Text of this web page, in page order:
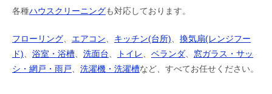
各種ハウスクリーニングも対応しております。
フローリング、 エアコン、 キッチン(台所)、 換気扇(レンジフー
ド)、 浴室・浴槽、 洗面台、 トイレ、 ベランダ、 窓ガラス・サッ
シ・網戸・雨戸、 洗濯機・洗濯槽など、すべてお任せください。